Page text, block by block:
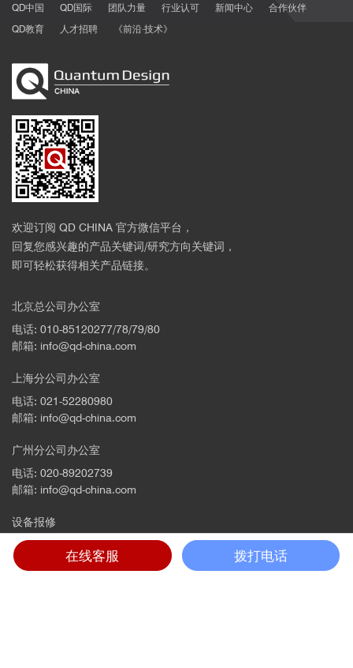
QD中国 QD国际 团队力量 行业认可 新闻中心
合作伙伴
QD教育
人才招聘 《前沿·技术》
欢迎订阅 QD CHINA 官方微信平台，
回复您感兴趣的产品关键词/研究方向关键词，
即可轻松获得相关产品链接。
北京总公司办公室
电话: 010-85120277/78/79/80
邮箱: info@qd-china.com
上海分公司办公室
电话: 021-52280980
邮箱: info@qd-china.com
广州分公司办公室
电话: 020-89202739
邮箱: info@qd-china.com
设备报修
电话: 4001669018
邮箱: support@qd-china.com
在线客服 拨打电话